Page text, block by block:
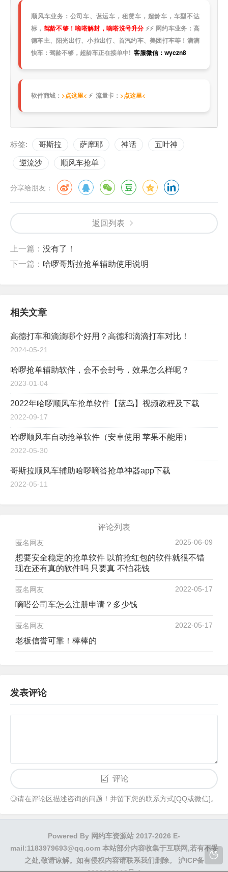
顺风车业务：公司车、营运车，租赁车，超龄车，车型不达
标， 驾龄不够！嘀嗒解封，嘀嗒洗号升分 ⚡⚡ 网约车业务：高
德车主、阳光出行、小拉出行、首汽约车、美团打车等！滴滴
快车：驾龄不够，超龄车正在接单中! 客服微信：wyczn8
软件商城： >点这里< ⚡ 流量卡： >点这里<
标签: 哥斯拉 萨摩耶 神话 五叶神
逆流沙 顺风车抢单
分享给朋友：
返回列表
上一篇： 没有了！
下一篇： 哈啰哥斯拉抢单辅助使用说明
相关文章
高德打车和滴滴哪个好用？高德和滴滴打车对比！
2024-05-21
哈啰抢单辅助软件，会不会封号，效果怎么样呢？
2023-01-04
2022年哈啰顺风车抢单软件【蓝鸟】视频教程及下载
2022-09-17
哈啰顺风车自动抢单软件（安卓使用 苹果不能用）
2022-05-30
哥斯拉顺风车辅助哈啰嘀答抢单神器app下载
2022-05-11
2025-06-09
匿名网友
想要安全稳定的抢单软件 以前抢红包的软件就很不错
现在还有真的软件吗 只要真 不怕花钱
2022-05-17
匿名网友
嘀嗒公司车怎么注册申请？多少钱
2022-05-17
匿名网友
老板信誉可靠！棒棒的
发表评论
评论
◎请在评论区描述咨询的问题！并留下您的联系方式[QQ或微信]。
Powered By 网约车资源站 2017-2026 E-
mail:1183979693@qq.com 本站部分内容收集于互联网,若有不妥
之处,敬请谅解。如有侵权内容请联系我们删除。 沪ICP备